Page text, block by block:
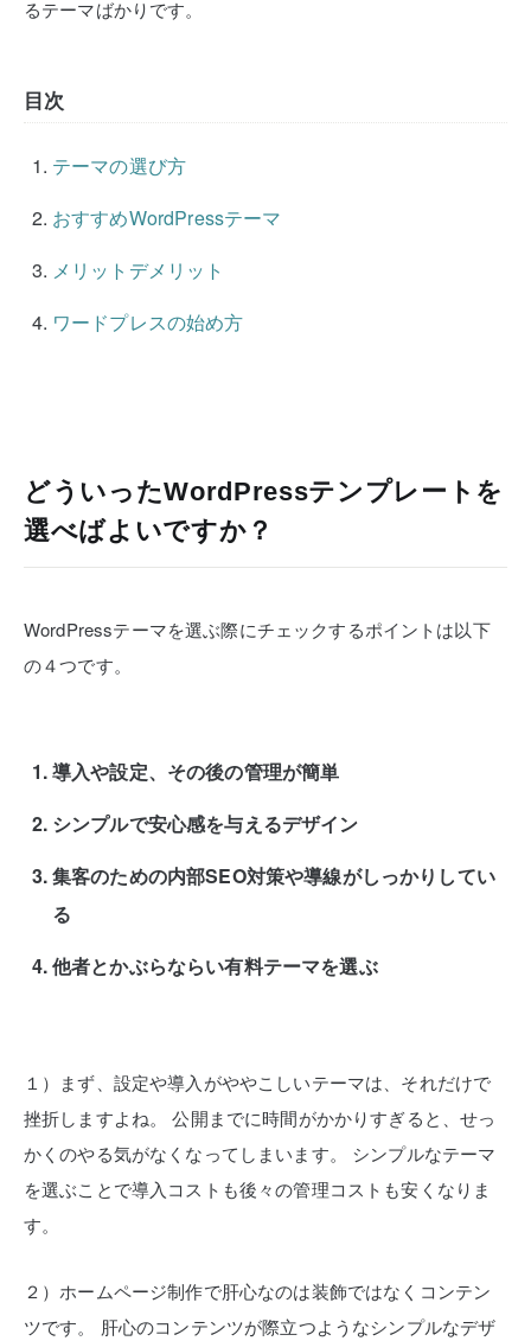
るテーマばかりです。
目次
テーマの選び方
おすすめWordPressテーマ
メリットデメリット
ワードプレスの始め方
どういったWordPressテンプレートを
選べばよいですか？
WordPressテーマを選ぶ際にチェックするポイントは以下
の４つです。
導入や設定、その後の管理が簡単
シンプルで安心感を与えるデザイン
集客のための内部SEO対策や導線がしっかりしてい
る
他者とかぶらならい有料テーマを選ぶ
１）まず、設定や導入がややこしいテーマは、それだけで
挫折しますよね。
公開までに時間がかかりすぎると、せっ
かくのやる気がなくなってしまいます。
シンプルなテーマ
を選ぶことで導入コストも後々の管理コストも安くなりま
す。
２）ホームページ制作で肝心なのは装飾ではなくコンテン
ツです。
肝心のコンテンツが際立つようなシンプルなデザ